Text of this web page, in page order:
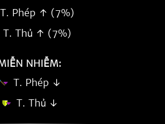
T. Phép ↑ (7%)
T. Thủ ↑ (7%)
NHIỄM:
T. Phép ↓
T. Thủ ↓